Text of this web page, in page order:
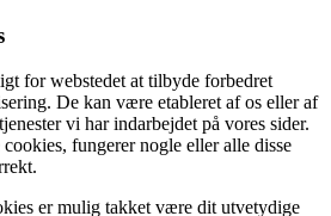
for webstedet at tilbyde forbedret
De kan være etableret af os eller af
vi har indarbejdet på vores sider.
fungerer nogle eller alle disse
er mulig takket være dit utvetydige